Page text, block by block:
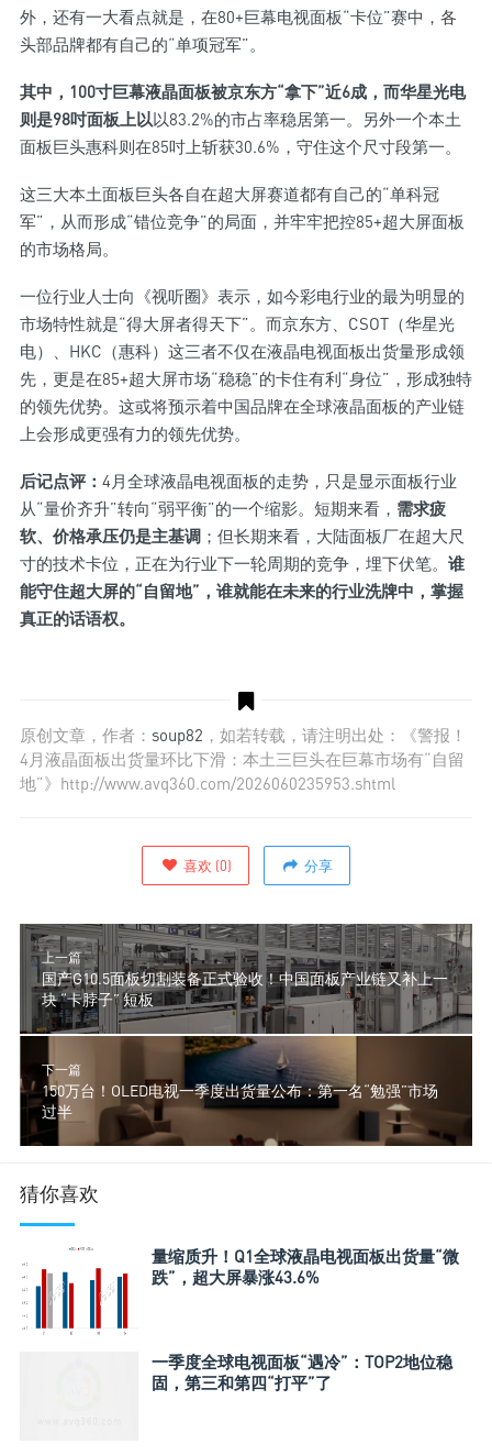
外，还有一大看点就是，在80+巨幕电视面板“卡位”赛中，各
头部品牌都有自己的“单项冠军”。
其中，100寸巨幕液晶面板被京东方“拿下”近6成，而华星光电
则是98吋面板上以以83.2%的市占率稳居第一。另外一个本土
面板巨头惠科则在85吋上斩获30.6%，守住这个尺寸段第一。
这三大本土面板巨头各自在超大屏赛道都有自己的“单科冠
军”，从而形成“错位竞争”的局面，并牢牢把控85+超大屏面板
的市场格局。
一位行业人士向《视听圈》表示，如今彩电行业的最为明显的
市场特性就是“得大屏者得天下”。而京东方、CSOT（华星光
电）、HKC（惠科）这三者不仅在液晶电视面板出货量形成领
先，更是在85+超大屏市场“稳稳”的卡住有利“身位”，形成独特
的领先优势。这或将预示着中国品牌在全球液晶面板的产业链
上会形成更强有力的领先优势。
后记点评： 4月全球液晶电视面板的走势，只是显示面板行业
从“量价齐升”转向“弱平衡”的一个缩影。短期来看， 需求疲
软、价格承压仍是主基调 ；但长期来看，大陆面板厂在超大尺
寸的技术卡位，正在为行业下一轮周期的竞争，埋下伏笔。 谁
能守住超大屏的“自留地”，谁就能在未来的行业洗牌中，掌握
真正的话语权。
原创文章，作者： soup82 ，如若转载，请注明出处：《警报！
4月液晶面板出货量环比下滑：本土三巨头在巨幕市场有“自留
地”》http://www.avq360.com/2026060235953.shtml
喜欢 (0) 分享
上一篇
国产G10.5面板切割装备正式验收！中国面板产业链又补上一
块 “卡脖子” 短板
下一篇
150万台！OLED电视一季度出货量公布：第一名“勉强”市场
过半
猜你喜欢
量缩质升！Q1全球液晶电视面板出货量“微
跌”，超大屏暴涨43.6%
一季度全球电视面板“遇冷”：TOP2地位稳
固，第三和第四“打平”了